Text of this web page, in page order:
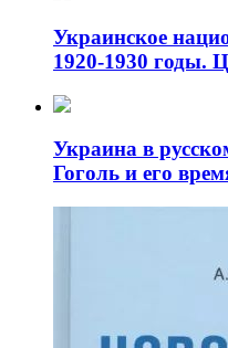
Украинское
1920-1930 годы.
Украина в
Гоголь и его